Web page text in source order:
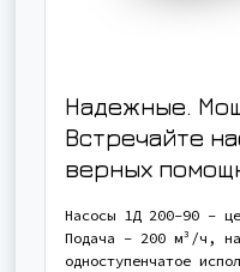
Надежные.
Встречайте
верных
Насосы 1Д 200-90 -
Подача - 200 м³/ч,
одноступенчатое